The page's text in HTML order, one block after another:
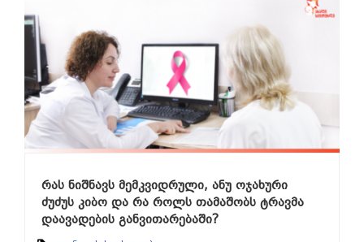
რას ნიშნავს მემკვიდრული, ანუ ოჯახური
ძუძუს კიბო და რა როლს თამაშობს ტრავმა
დაავადების განვითარებაში?